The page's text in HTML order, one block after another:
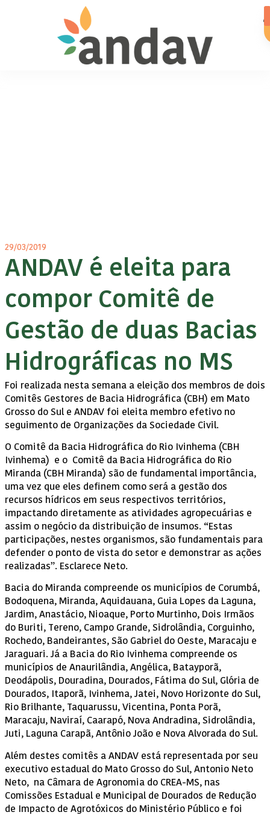
29/03/2019
ANDAV é eleita para
compor Comitê de
Gestão de duas Bacias
Hidrográficas no MS
Foi realizada nesta semana a eleição dos membros de dois
Comitês Gestores de Bacia Hidrográfica (CBH) em Mato
Grosso do Sul e ANDAV foi eleita membro efetivo no
seguimento de Organizações da Sociedade Civil.
O Comitê da Bacia Hidrográfica do Rio Ivinhema (CBH
Ivinhema) e o Comitê da Bacia Hidrográfica do Rio
Miranda (CBH Miranda) são de fundamental importância,
uma vez que eles definem como será a gestão dos
recursos hídricos em seus respectivos territórios,
impactando diretamente as atividades agropecuárias e
assim o negócio da distribuição de insumos. “Estas
participações, nestes organismos, são fundamentais para
defender o ponto de vista do setor e demonstrar as ações
realizadas”. Esclarece Neto.
Bacia do Miranda compreende os municípios de Corumbá,
Bodoquena, Miranda, Aquidauana, Guia Lopes da Laguna,
Jardim, Anastácio, Nioaque, Porto Murtinho, Dois Irmãos
do Buriti, Tereno, Campo Grande, Sidrolândia, Corguinho,
Rochedo, Bandeirantes, São Gabriel do Oeste, Maracaju e
Jaraguari. Já a Bacia do Rio Ivinhema compreende os
municípios de Anaurilândia, Angélica, Batayporã,
Deodápolis, Douradina, Dourados, Fátima do Sul, Glória de
Dourados, Itaporã, Ivinhema, Jatei, Novo Horizonte do Sul,
Rio Brilhante, Taquarussu, Vicentina, Ponta Porã,
Maracaju, Naviraí, Caarapó, Nova Andradina, Sidrolândia,
Juti, Laguna Carapã, Antônio João e Nova Alvorada do Sul.
Além destes comitês a ANDAV está representada por seu
executivo estadual do Mato Grosso do Sul, Antonio Neto
Neto, na Câmara de Agronomia do CREA-MS, nas
Comissões Estadual e Municipal de Dourados de Redução
de Impacto de Agrotóxicos do Ministério Público e foi